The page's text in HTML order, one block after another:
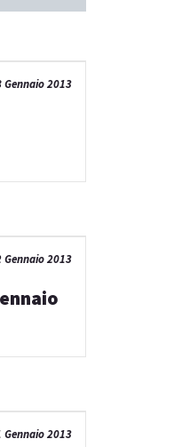
Gennaio 2013
Gennaio 2013
Gennaio 2013